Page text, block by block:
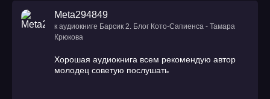
Meta294849
к аудиокниге Барсик 2. Блог Кото-Сапиенса - Тамара
Крюкова
Хорошая аудиокнига всем рекомендую автор
молодец советую послушать